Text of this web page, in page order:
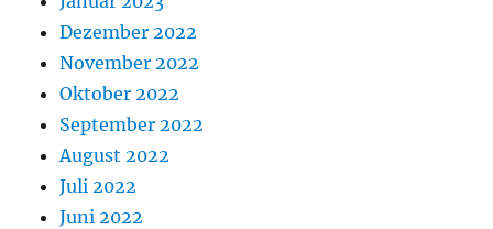
Dezember 2022
November 2022
Oktober 2022
September 2022
August 2022
Juli 2022
Juni 2022